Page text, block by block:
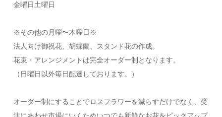
金曜日土曜日
※その他の月曜〜木曜日※
法人向け御祝花、胡蝶蘭、スタンド花の作成。
花束・アレンジメントは完全オーダー制となります。
（日曜日以外毎日配達しております。）
オーダー制にすることでロスフラワーを減らすだけでなく、受